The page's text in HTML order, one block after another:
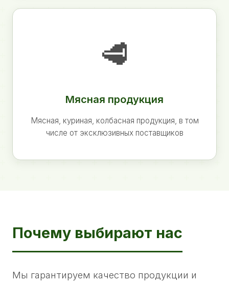
🥩
Мясная продукция
Мясная, куриная, колбасная продукция, в том
числе от эксклюзивных поставщиков
Почему выбирают нас
Мы гарантируем качество продукции и